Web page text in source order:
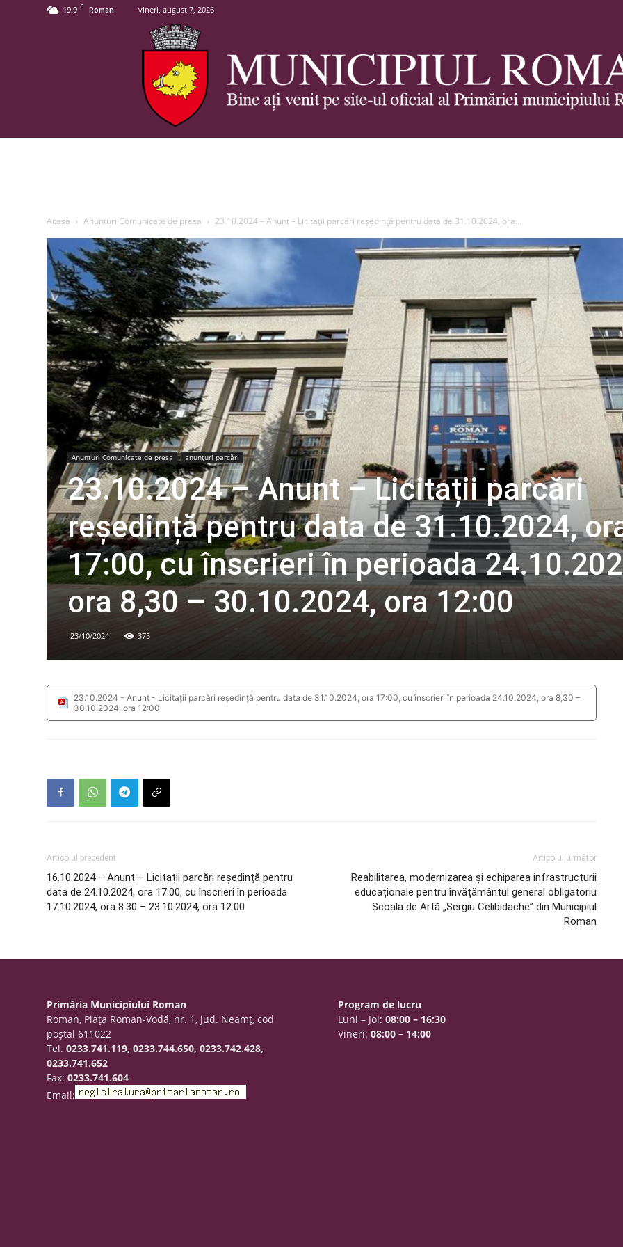
19.9 C Roman vineri, august 7, 2026
Roman
Acasă Anunturi Comunicate de presa 23.10.2024 – Anunt – Licitații parcări reședință pentru data de 31.10.2024, ora...
Anunturi Comunicate de presa anunțuri parcări
23.10.2024 – Anunt – Licitații parcări
reședință pentru data de 31.10.2024,
17:00, cu înscrieri în perioada
ora 8,30 – 30.10.2024, ora 12:00
23/10/2024 375
23.10.2024 - Anunt - Licitații parcări reședință pentru data de 31.10.2024, ora 17:00, cu înscrieri în perioada 24.10.2024, ora 8,30 –
30.10.2024, ora 12:00
Articolul precedent
16.10.2024 – Anunt – Licitații parcări reședință pentru
data de 24.10.2024, ora 17:00, cu înscrieri în perioada
17.10.2024, ora 8:30 – 23.10.2024, ora 12:00
Articolul următor
Reabilitarea, modernizarea şi echiparea infrastructurii
educaționale pentru învățământul general obligatoriu
Şcoala de Artă „Sergiu Celibidache” din Municipiul
Roman
Primăria Municipiului Roman
Roman, Piaţa Roman-Vodă, nr. 1, jud. Neamţ, cod
poştal 611022
Tel.0233.741.119, 0233.744.650, 0233.742.428,
0233.741.652
Fax:0233.741.604
Email:
Program de lucru
Luni – Joi:08:00 – 16:30
Vineri:08:00 – 14:00